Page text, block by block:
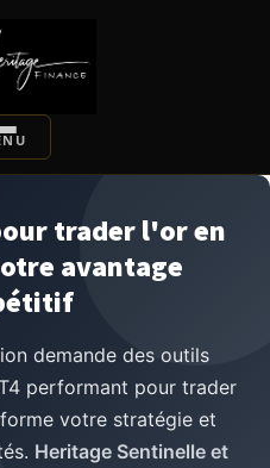
trader l'or en
avantage
demande des outils
performant pour trader
votre stratégie et
Heritage Sentinelle et